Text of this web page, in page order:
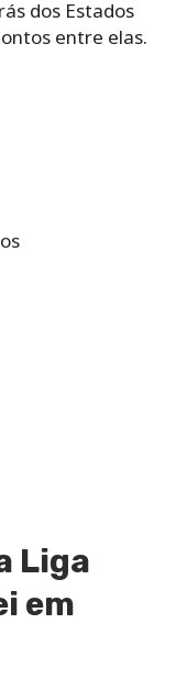
dos Estados
entre elas.
Liga
em